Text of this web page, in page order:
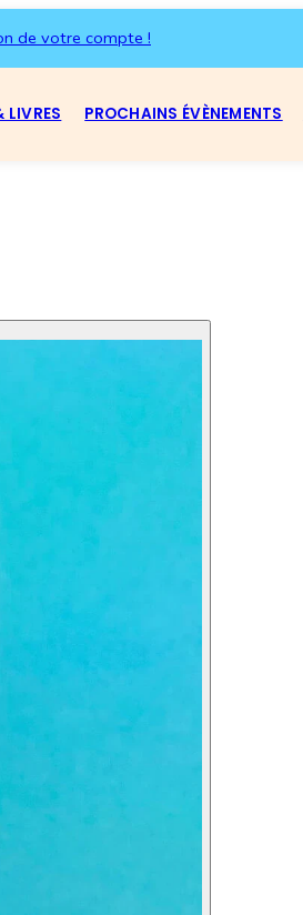
de votre compte !
LIVRES PROCHAINS ÉVÈNEMENTS